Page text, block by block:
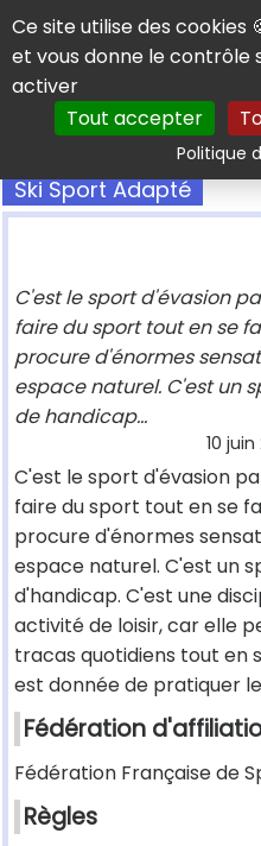
Panneau de gestion des
Ce site utilise des cookies
et vous donne le contrôle
activer
Tout accepter
Politique
Ski Sport Adapté
C'est le sport d'évasion
faire du sport tout en se
procure d'énormes
espace naturel. C'est un
de handicap...
10
C'est le sport d'évasion
faire du sport tout en se
procure d'énormes
espace naturel. C'est un
d'handicap. C'est une
activité de loisir, car elle
tracas quotidiens tout en
est donnée de pratiquer
Fédération
Fédération Française de
Règles